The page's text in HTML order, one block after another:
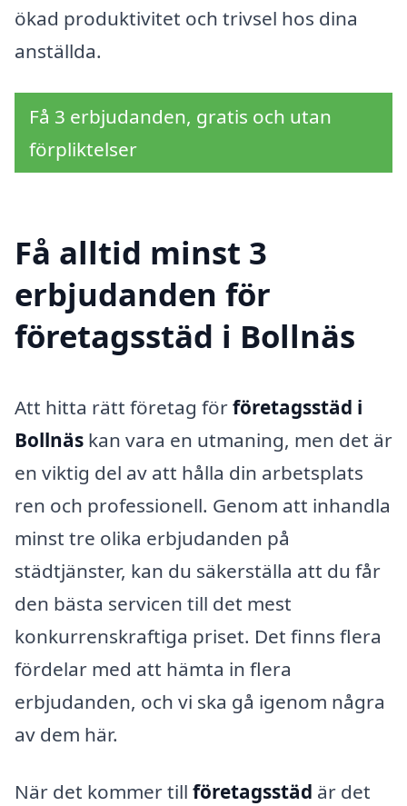
ökad produktivitet och trivsel hos dina
anställda.
Få 3 erbjudanden, gratis och utan
förpliktelser
Få alltid minst 3
erbjudanden för
företagsstäd i Bollnäs
Att hitta rätt företag förföretagsstäd i
Bollnäs kan vara en utmaning, men det är
en viktig del av att hålla din arbetsplats
ren och professionell. Genom att inhandla
minst tre olika erbjudanden på
städtjänster, kan du säkerställa att du får
den bästa servicen till det mest
konkurrenskraftiga priset. Det finns flera
fördelar med att hämta in flera
erbjudanden, och vi ska gå igenom några
av dem här.
När det kommer till företagsstäd är det